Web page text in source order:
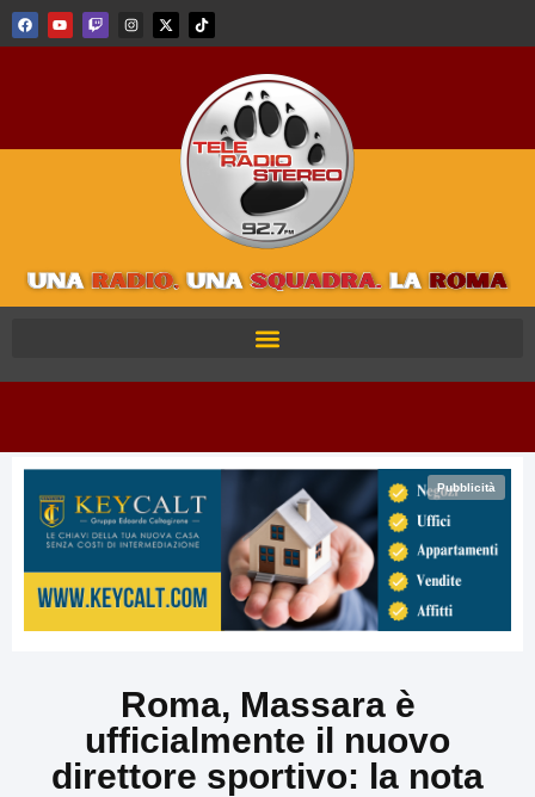
Pubblicità
Roma, Massara è
ufficialmente il nuovo
direttore sportivo: la nota